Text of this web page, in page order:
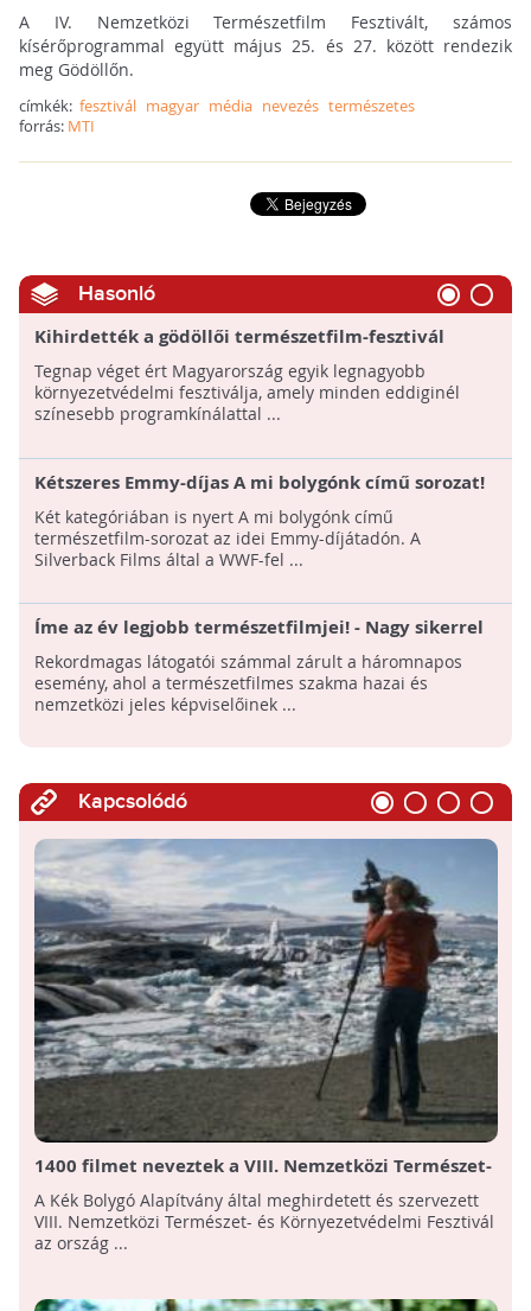
A IV. Nemzetközi Természetfilm Fesztivált, számos
kísérőprogrammal együtt május 25. és 27. között rendezik
meg Gödöllőn.
címkék: fesztivál magyar média nevezés természetes
forrás: MTI
Hasonló
Kihirdették a gödöllői természetfilm-fesztivál
nyerteseit - A Vadlovak - Hortobágyi mese kapta a
fődíjat
Tegnap véget ért Magyarország egyik legnagyobb
környezetvédelmi fesztiválja, amely minden eddiginél
színesebb programkínálattal ...
Kétszeres Emmy-díjas A mi bolygónk című sorozat!
Két kategóriában is nyert A mi bolygónk című
természetfilm-sorozat az idei Emmy-díjátadón. A
Silverback Films által a WWF-fel ...
Íme az év legjobb természetfilmjei! - Nagy sikerrel
zárult az V. gödöllői természetfilm fesztivál
Rekordmagas látogatói számmal zárult a háromnapos
esemény, ahol a természetfilmes szakma hazai és
nemzetközi jeles képviselőinek ...
Kapcsolódó
1400 filmet neveztek a VIII. Nemzetközi Természet-
és Környezetvédelmi Fesztiválra!
A Kék Bolygó Alapítvány által meghirdetett és szervezett
VIII. Nemzetközi Természet- és Környezetvédelmi Fesztivál
az ország ...